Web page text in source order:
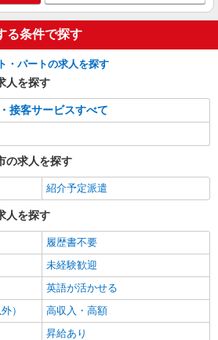
る条件で探す
・パートの求人を探す
人を探す
接客サービスすべて
の求人を探す
紹介予定派遣
人を探す
履歴書不要
未経験歓迎
英語が活かせる
）
高収入・高額
昇給あり